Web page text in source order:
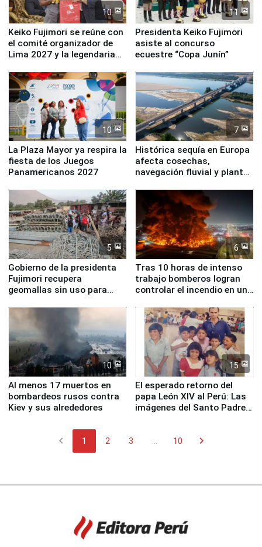
10
Keiko Fujimori se reúne con
el comité organizador de
Lima 2027 y la legendaria
11
Presidenta Keiko Fujimori
asiste al concurso
ecuestre “Copa Junín”
10
La Plaza Mayor ya respira la
fiesta de los Juegos
Panamericanos 2027
7
Histórica sequía en Europa
afecta cosechas,
navegación fluvial y plantas
5
Gobierno de la presidenta
Fujimori recupera
geomallas sin uso para
Fenómeno El Niño
6
Tras 10 horas de intenso
trabajo bomberos logran
controlar el incendio en una
de Chile
10
Al menos 17 muertos en
bombardeos rusos contra
Kiev y sus alrededores
15
El esperado retorno del
papa León XIV al Perú: Las
imágenes del Santo Padre
chevron_left 1 2 3 10 chevron_right